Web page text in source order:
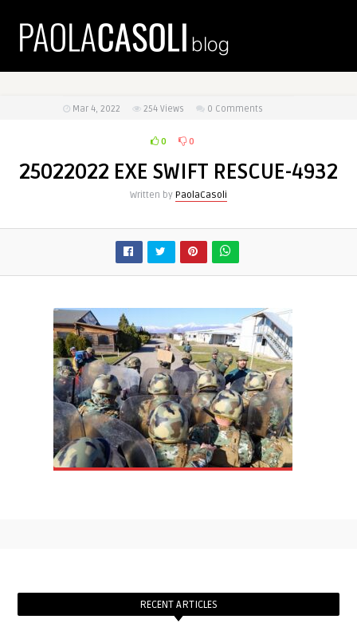
Mar 4, 2022 254 Views 0 Comments
0 0
25022022 EXE SWIFT RESCUE-4932
Written by PaolaCasoli
RECENT ARTICLES